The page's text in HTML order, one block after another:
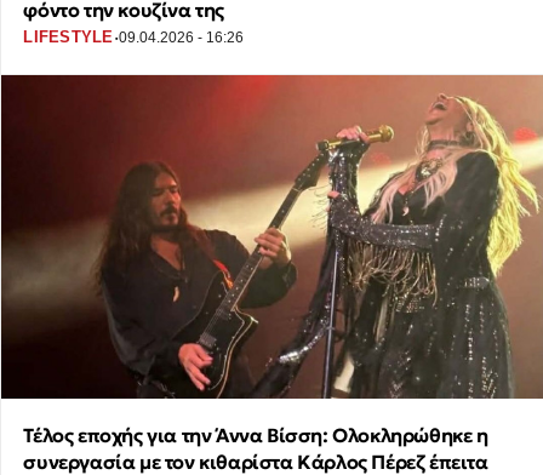
φόντο την κουζίνα της
LIFESTYLE·09.04.2026 - 16:26
Τέλος εποχής για την Άννα Βίσση: Ολοκληρώθηκε η
συνεργασία με τον κιθαρίστα Κάρλος Πέρεζ έπειτα